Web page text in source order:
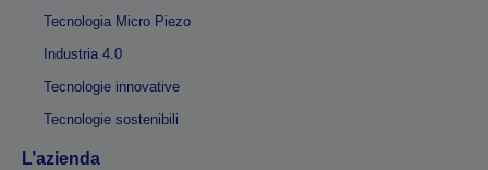
Tecnologia Micro Piezo
Industria 4.0
Tecnologie innovative
Tecnologie sostenibili
L’azienda